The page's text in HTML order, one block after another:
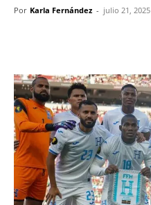
Por Karla Fernández - julio 21, 2025